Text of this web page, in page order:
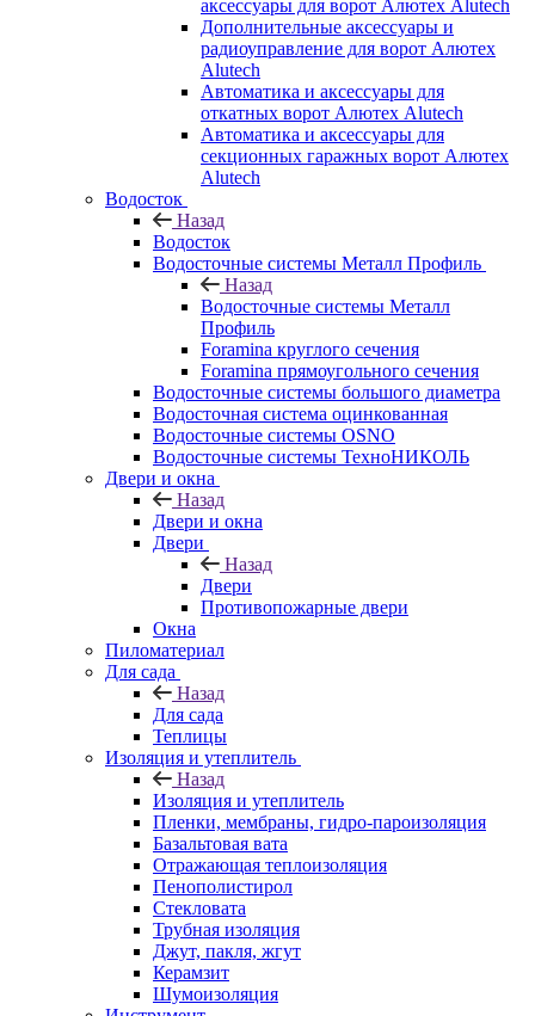
аксессуары для ворот Алютех Alutech
Дополнительные аксессуары и
радиоуправление для ворот Алютех
Alutech
Автоматика и аксессуары для
откатных ворот Алютех Alutech
Автоматика и аксессуары для
секционных гаражных ворот Алютех
Alutech
Водосток
Назад
Водосток
Водосточные системы Металл Профиль
Назад
Водосточные системы Металл
Профиль
Foramina круглого сечения
Foramina прямоугольного сечения
Водосточные системы большого диаметра
Водосточная система оцинкованная
Водосточные системы OSNO
Водосточные системы ТехноНИКОЛЬ
Двери и окна
Назад
Двери и окна
Двери
Назад
Двери
Противопожарные двери
Окна
Пиломатериал
Для сада
Назад
Для сада
Теплицы
Изоляция и утеплитель
Назад
Изоляция и утеплитель
Пленки, мембраны, гидро-пароизоляция
Базальтовая вата
Отражающая теплоизоляция
Пенополистирол
Стекловата
Трубная изоляция
Джут, пакля, жгут
Керамзит
Шумоизоляция